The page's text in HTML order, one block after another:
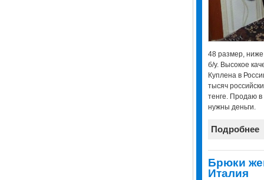
48 размер,
б/у. Высокое
Куплена в
тысяч
тенге. Продаю в
нужны деньги.
Подробнее
Брюки
Италия